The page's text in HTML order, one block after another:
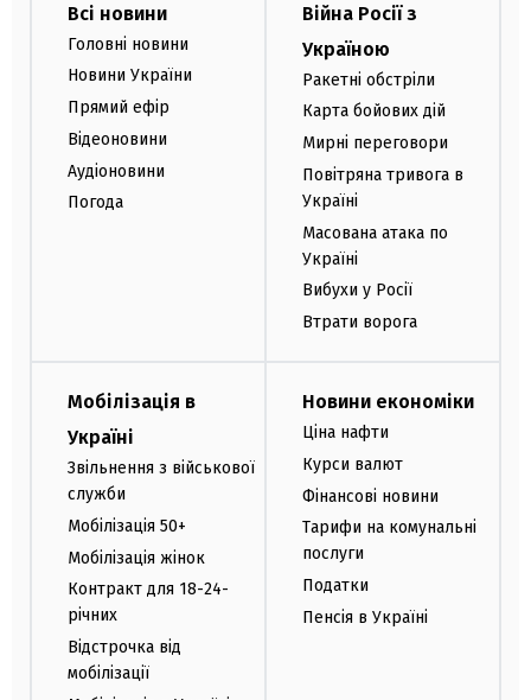
Всі новини
Головні новини
Новини України
Прямий ефір
Відеоновини
Аудіоновини
Погода
Війна Росії з
Україною
Ракетні обстріли
Карта бойових дій
Мирні переговори
Повітряна тривога в
Україні
Масована атака по
Україні
Вибухи у Росії
Втрати ворога
Мобілізація в
Україні
Звільнення з військової
служби
Мобілізація 50+
Мобілізація жінок
Контракт для 18-24-
річних
Відстрочка від
мобілізації
Новини економіки
Ціна нафти
Курси валют
Фінансові новини
Тарифи на комунальні
послуги
Податки
Пенсія в Україні